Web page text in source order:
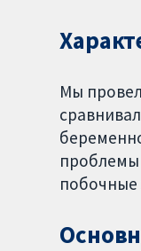
Мы
проблемы
побочные